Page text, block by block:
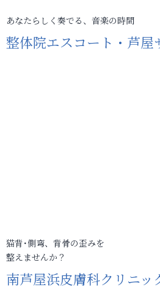
あなたらしく奏でる、音楽の時間
整体院エスコート・芦屋
猫背･側弯、背骨の歪みを
整えませんか？
南芦屋浜皮膚科クリニッ